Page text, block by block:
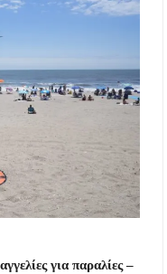
για παραλίες –